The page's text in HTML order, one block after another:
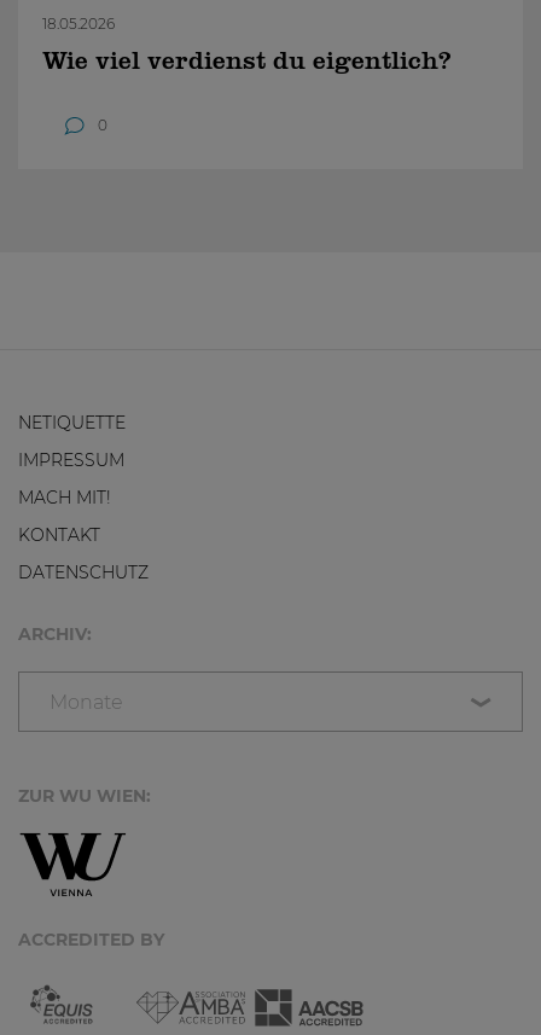
18.05.2026
Wie viel verdienst du eigentlich?
0
NETIQUETTE
IMPRESSUM
MACH MIT!
KONTAKT
DATENSCHUTZ
ARCHIV:
Monate
ZUR WU WIEN:
ACCREDITED BY